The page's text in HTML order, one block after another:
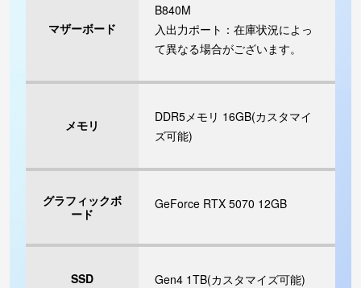
マザーボード
B840M
入出力ポート：在庫状況によっ
て異なる場合がございます。
メモリ
DDR5メモリ 16GB(カスタマイ
ズ可能)
グラフィックボ
ード
GeForce RTX 5070 12GB
SSD Gen4 1TB(カスタマイズ可能)